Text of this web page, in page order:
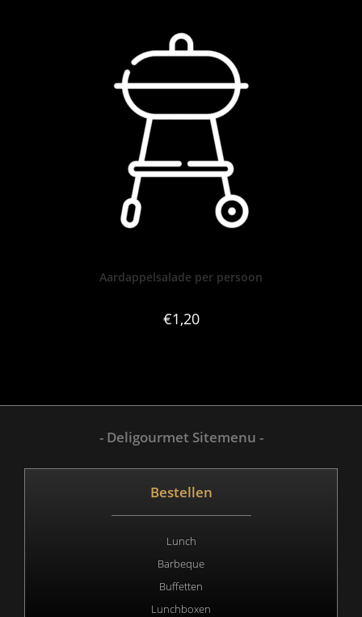
Aardappelsalade per persoon
€1,20
- Deligourmet Sitemenu -
Bestellen
Lunch
Barbeque
Buffetten
Lunchboxen